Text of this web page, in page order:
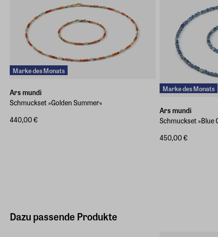
Marke des Monats
Ars mundi
Schmuckset »Golden Summer«
440,00 €
Marke des Monats
Ars mundi
Schmuckset »Blue
450,00 €
Dazu passende Produkte